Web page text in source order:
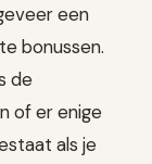
een
bonussen.
de
of er enige
als je